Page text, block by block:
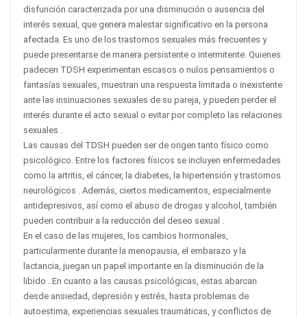
disfunción caracterizada por una disminución o ausencia del
interés sexual, que genera malestar significativo en la persona
afectada. Es uno de los trastornos sexuales más frecuentes y
puede presentarse de manera persistente o intermitente. Quienes
padecen TDSH experimentan escasos o nulos pensamientos o
fantasías sexuales, muestran una respuesta limitada o inexistente
ante las insinuaciones sexuales de su pareja, y pueden perder el
interés durante el acto sexual o evitar por completo las relaciones
sexuales .
Las causas del TDSH pueden ser de origen tanto físico como
psicológico. Entre los factores físicos se incluyen enfermedades
como la artritis, el cáncer, la diabetes, la hipertensión y trastornos
neurológicos . Además, ciertos medicamentos, especialmente
antidepresivos, así como el abuso de drogas y alcohol, también
pueden contribuir a la reducción del deseo sexual .
En el caso de las mujeres, los cambios hormonales,
particularmente durante la menopausia, el embarazo y la
lactancia, juegan un papel importante en la disminución de la
libido . En cuanto a las causas psicológicas, estas abarcan
desde ansiedad, depresión y estrés, hasta problemas de
autoestima, experiencias sexuales traumáticas, y conflictos de